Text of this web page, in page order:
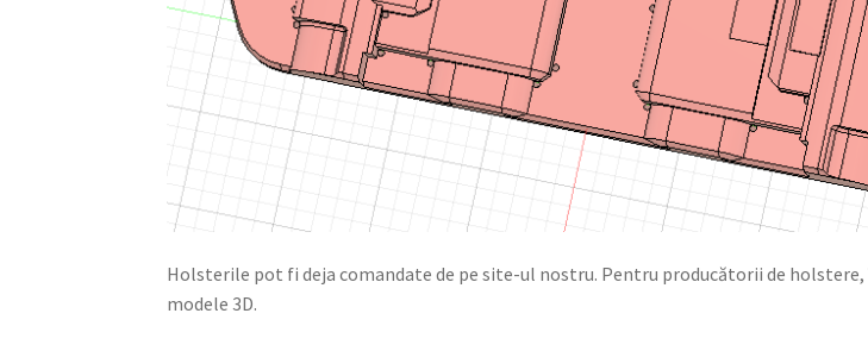
Holsterile pot fi deja comandate de pe site-ul nostru. Pentru producătorii de
modele 3D.